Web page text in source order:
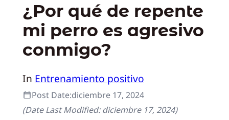
¿Por qué de repente
mi perro es agresivo
conmigo?
In Entrenamiento positivo
Post Date:diciembre 17, 2024
(Date Last Modified:diciembre 17, 2024)